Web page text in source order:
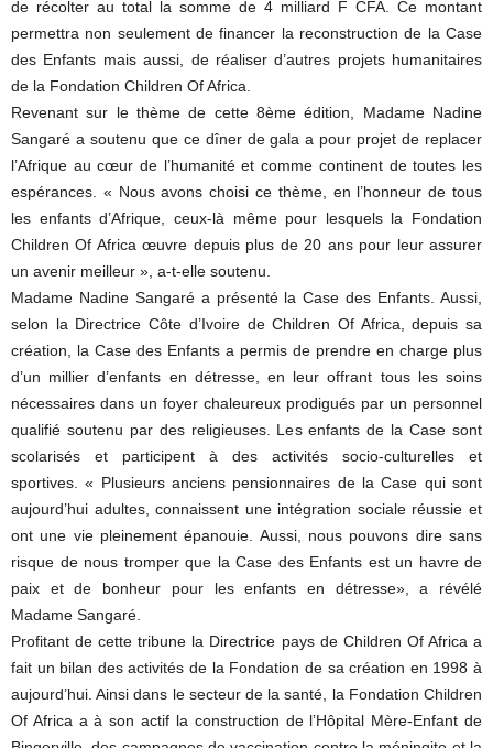
de récolter au total la somme de 4 milliard F CFA. Ce montant
permettra non seulement de financer la reconstruction de la Case
des Enfants mais aussi, de réaliser d’autres projets humanitaires
de la Fondation Children Of Africa.
Revenant sur le thème de cette 8ème édition, Madame Nadine
Sangaré a soutenu que ce dîner de gala a pour projet de replacer
l’Afrique au cœur de l’humanité et comme continent de toutes les
espérances. « Nous avons choisi ce thème, en l’honneur de tous
les enfants d’Afrique, ceux-là même pour lesquels la Fondation
Children Of Africa œuvre depuis plus de 20 ans pour leur assurer
un avenir meilleur », a-t-elle soutenu.
Madame Nadine Sangaré a présenté la Case des Enfants. Aussi,
selon la Directrice Côte d’Ivoire de Children Of Africa, depuis sa
création, la Case des Enfants a permis de prendre en charge plus
d’un millier d’enfants en détresse, en leur offrant tous les soins
nécessaires dans un foyer chaleureux prodigués par un personnel
qualifié soutenu par des religieuses. Les enfants de la Case sont
scolarisés et participent à des activités socio-culturelles et
sportives. « Plusieurs anciens pensionnaires de la Case qui sont
aujourd’hui adultes, connaissent une intégration sociale réussie et
ont une vie pleinement épanouie. Aussi, nous pouvons dire sans
risque de nous tromper que la Case des Enfants est un havre de
paix et de bonheur pour les enfants en détresse», a révélé
Madame Sangaré.
Profitant de cette tribune la Directrice pays de Children Of Africa a
fait un bilan des activités de la Fondation de sa création en 1998 à
aujourd’hui. Ainsi dans le secteur de la santé, la Fondation Children
Of Africa a à son actif la construction de l’Hôpital Mère-Enfant de